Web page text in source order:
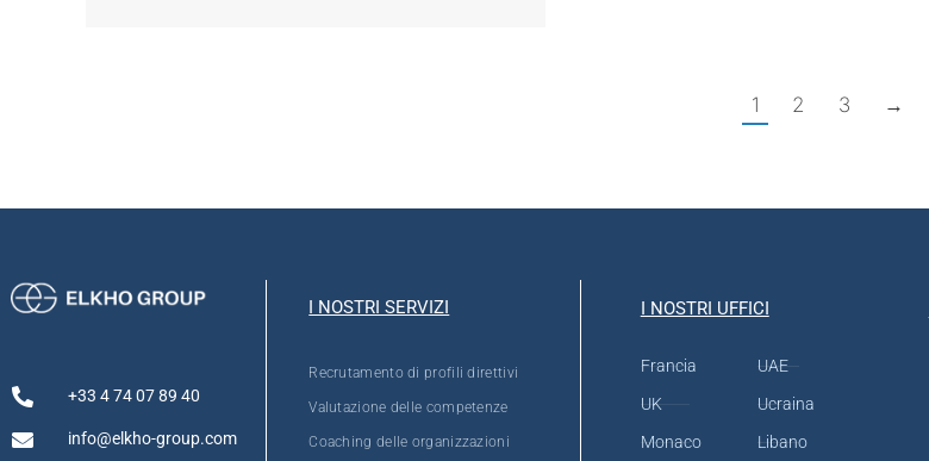
1 2 3 →
+33 4 74 07 89 40
info@elkho-group.com
I NOSTRI SERVIZI
Recrutamento di profili direttivi
Valutazione delle competenze
Coaching delle organizzazioni
I NOSTRI UFFICI
Francia
UK
Monaco
UAE
Ucraina
Libano